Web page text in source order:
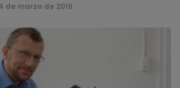
de marzo de 2016